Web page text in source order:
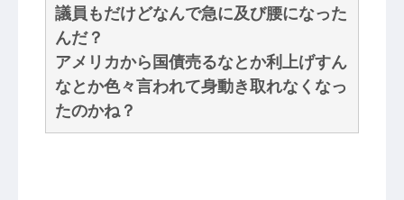
議員もだけどなんで急に及び腰になった
んだ？
アメリカから国債売るなとか利上げすん
なとか色々言われて身動き取れなくなっ
たのかね？